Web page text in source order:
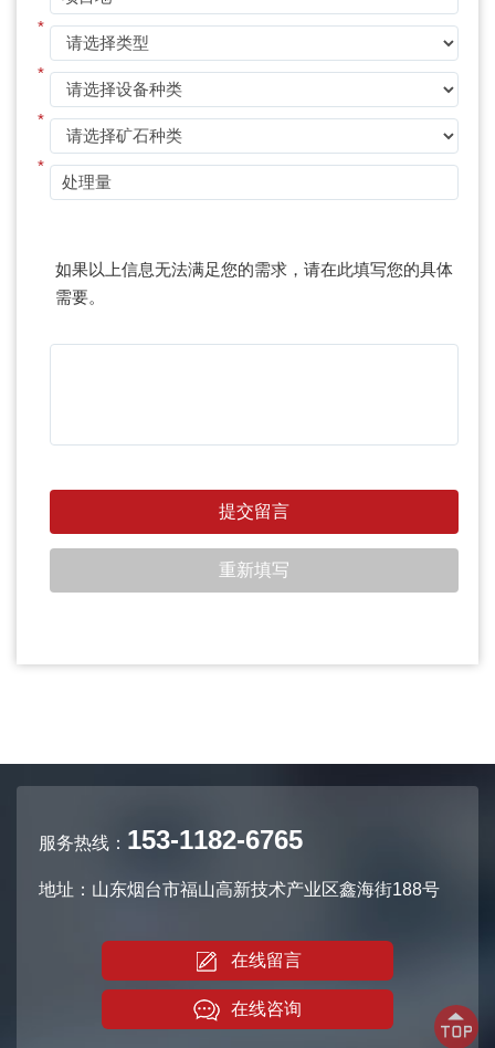
*
*
*
*
如果以上信息无法满足您的需求，请在此填写您的具体
需要。
服务热线： 153-1182-6765
地址：山东烟台市福山高新技术产业区鑫海街188号
在线留言
在线咨询